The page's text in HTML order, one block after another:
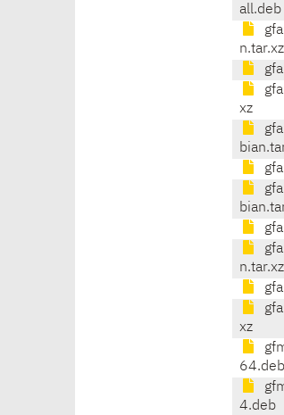
all.deb
n.tar.xz
xz
n.tar.xz
xz
64.deb
4.deb